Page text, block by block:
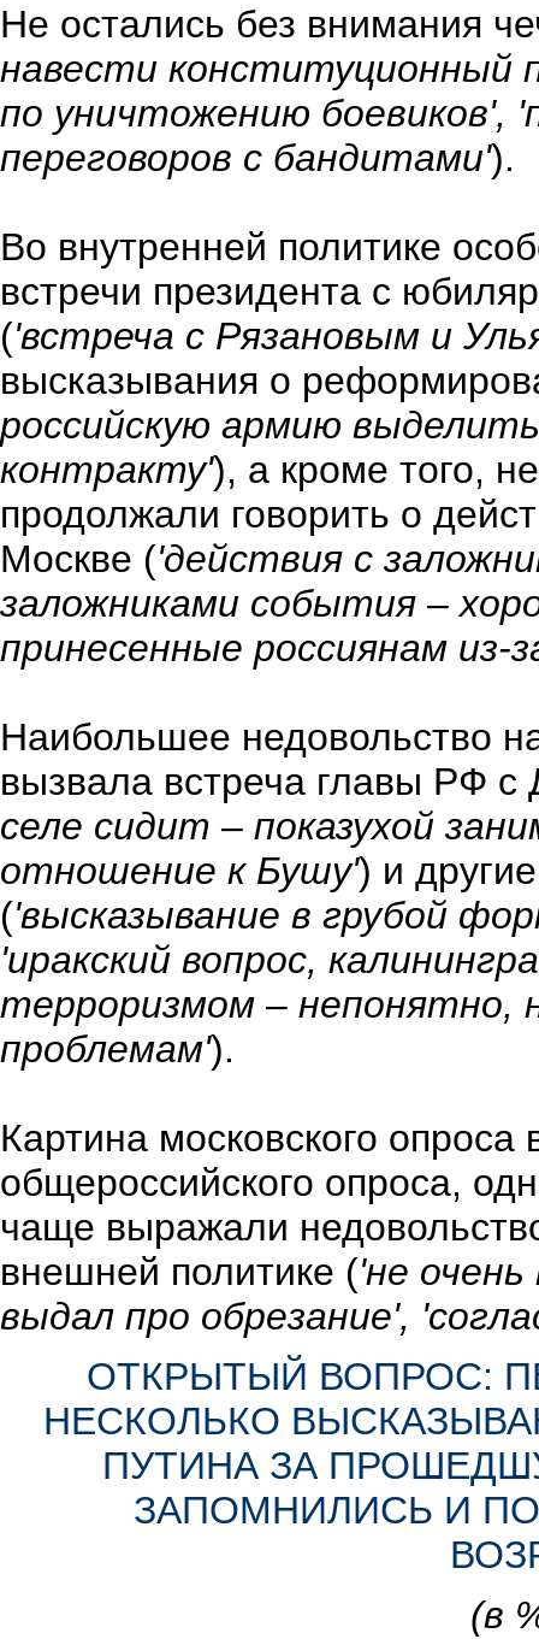
Не остались без внимания
навести конституционный
по уничтожению боевиков',
переговоров с бандитами').
Во внутренней политике
встречи президента с
('встреча с Рязановым и
высказывания о
российскую армию
контракту'), а кроме того,
продолжали говорить о
Москве ('действия с
заложниками события –
принесенные россиянам
Наибольшее недовольство
вызвала встреча главы РФ
селе сидит – показухой
отношение к Бушу') и
('высказывание в грубой
'иракский вопрос,
терроризмом –
проблемам').
Картина московского
общероссийского опроса,
чаще выражали
внешней политике ('не
выдал про обрезание',
ОТКРЫТЫЙ ВОПРОС:
НЕСКОЛЬКО
ПУТИНА ЗА
ЗАПОМНИЛИСЬ И
(в